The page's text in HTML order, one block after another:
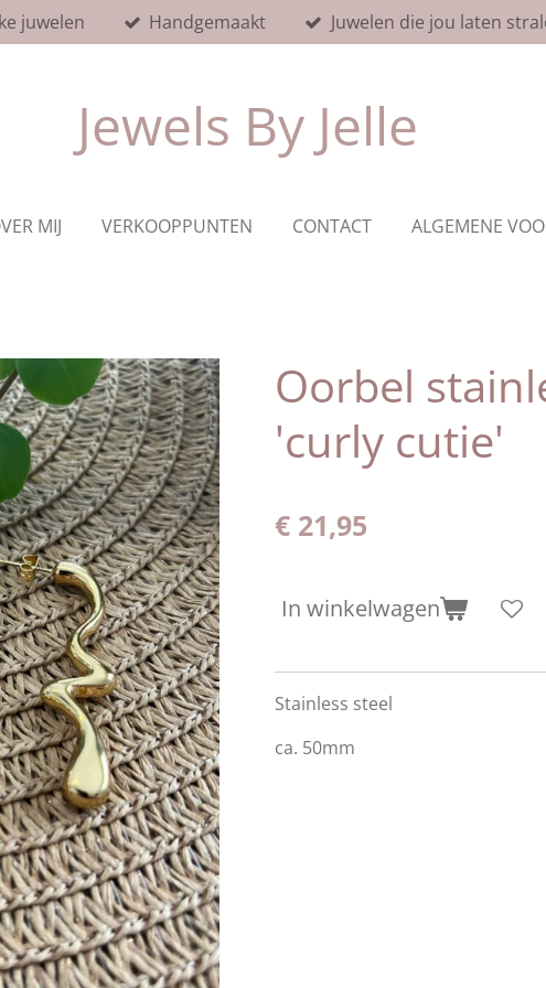
juwelen Handgemaakt Juwelen die jou laten
Jewels By Jelle
MIJ VERKOOPPUNTEN CONTACT ALGEMENE
Oorbel
'curly cutie'
€ 21,95
In winkelwagen
Stainless steel
ca. 50mm